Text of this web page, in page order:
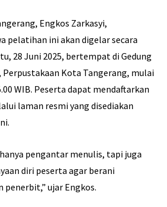
Engkos Zarkasyi,
pelatihan ini akan digelar secara
28 Juni 2025, bertempat di Gedung
Perpustakaan Kota Tangerang, mulai
WIB. Peserta dapat mendaftarkan
laman resmi yang disediakan
pengantar menulis, tapi juga
diri peserta agar berani
penerbit,” ujar Engkos.